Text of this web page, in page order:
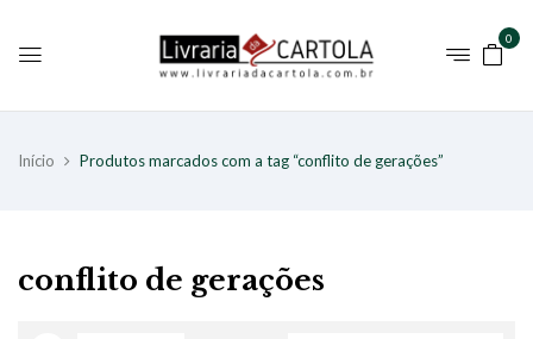
0
Início Produtos marcados com a tag “conflito de gerações”
conflito de gerações